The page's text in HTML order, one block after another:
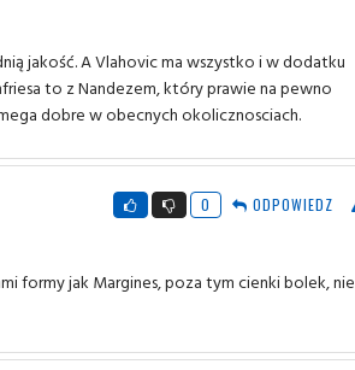
jakość. A Vlahovic ma wszystko i w dodatku
to z Nandezem, który prawie na pewno
dobre w obecnych okolicznosciach.
0 ODPOWIEDZ
formy jak Margines, poza tym cienki bolek, nie